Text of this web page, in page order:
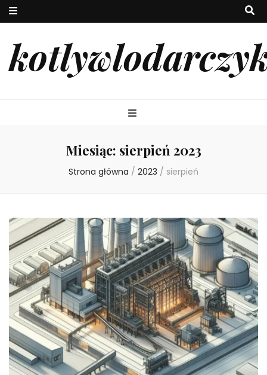
Miesiąc: sierpień 2023
Strona główna / 2023 / sierpień